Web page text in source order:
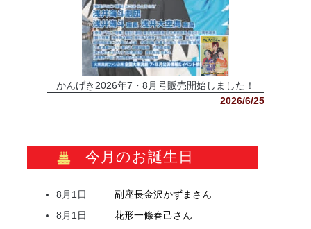
かんげき2026年7・8月号販売開始しました！
2026/6/25
今月のお誕生日
8月1日 副座長金沢かずま さん
8月1日
花形一條春己さん